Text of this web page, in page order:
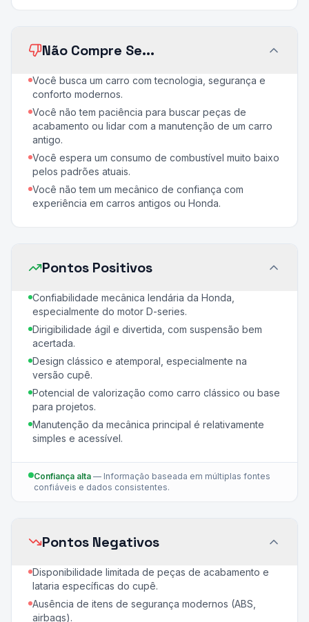
Não Compre Se...
Você busca um carro com tecnologia, segurança e
conforto modernos.
Você não tem paciência para buscar peças de
acabamento ou lidar com a manutenção de um carro
antigo.
Você espera um consumo de combustível muito baixo
pelos padrões atuais.
Você não tem um mecânico de confiança com
experiência em carros antigos ou Honda.
Pontos Positivos
Confiabilidade mecânica lendária da Honda,
especialmente do motor D-series.
Dirigibilidade ágil e divertida, com suspensão bem
acertada.
Design clássico e atemporal, especialmente na
versão cupê.
Potencial de valorização como carro clássico ou base
para projetos.
Manutenção da mecânica principal é relativamente
simples e acessível.
Confiança alta — Informação baseada em múltiplas fontes
confiáveis e dados consistentes.
Pontos Negativos
Disponibilidade limitada de peças de acabamento e
lataria específicas do cupê.
Ausência de itens de segurança modernos (ABS,
airbags).